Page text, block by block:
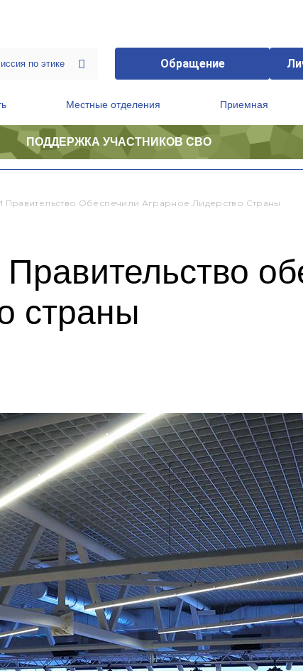
Обращение
Местные отделения Приемная
ПОДДЕРЖКА УЧАСТНИКОВ СВО
Правительство Обеспечили Аграрное Лидерство Страны
страны